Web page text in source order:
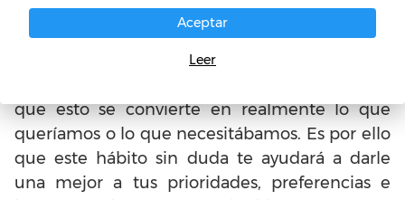
accedemos a situaciones, decisiones u otros,
que en realidad no queríamos hacer ni
participar. Ante este tipo de situaciones
que esto se convierte en realmente lo que
queríamos o lo que necesitábamos. Es por ello
que este hábito sin duda te ayudará a darle
una mejor a tus prioridades, preferencias e
Aceptar
Leer